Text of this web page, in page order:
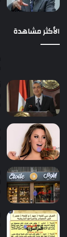
الأكثر مشاهدة